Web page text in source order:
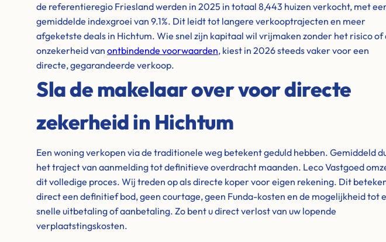
de referentieregio Friesland werden in 2025 in totaal 8,443 huizen verkocht, met
gemiddelde indexgroei van 9.1%. Dit leidt tot langere verkooptrajecten en meer
afgeketste deals in Hichtum. Wie snel zijn kapitaal wil vrijmaken zonder het risico of
onzekerheid van ontbindende voorwaarden, kiest in 2026 steeds vaker voor een
directe, gegarandeerde verkoop.
Sla de makelaar over voor directe
zekerheid in Hichtum
Een woning verkopen via de traditionele weg betekent geduld hebben. Gemiddeld
het traject van aanmelding tot definitieve overdracht maanden. Leco Vastgoed
dit volledige proces. Wij treden op als directe koper voor eigen rekening. Dit
direct een definitief bod, geen courtage, geen Funda-kosten en de mogelijkheid tot
snelle uitbetaling of aanbetaling. Zo bent u direct verlost van uw lopende
verplaatstingskosten.